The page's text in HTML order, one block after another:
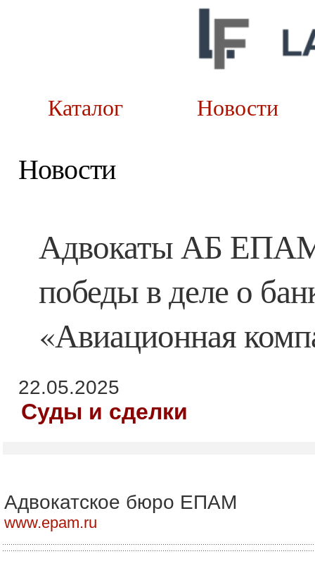
Каталог
Новости
Адвокаты АБ
победы в деле о
«Авиационная
22.05.2025
Суды и сделки
Адвокатское бюро ЕПАМ
www.epam.ru